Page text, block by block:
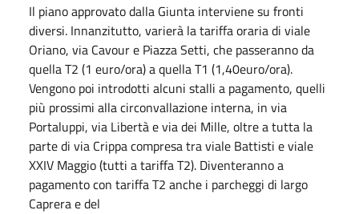
Il piano approvato dalla Giunta interviene su fronti
diversi. Innanzitutto, varierà la tariffa oraria di viale
Oriano, via Cavour e Piazza Setti, che passeranno da
quella T2 (1 euro/ora) a quella T1 (1,40euro/ora).
Vengono poi introdotti alcuni stalli a pagamento, quelli
più prossimi alla circonvallazione interna, in via
Portaluppi, via Libertà e via dei Mille, oltre a tutta la
parte di via Crippa compresa tra viale Battisti e viale
XXIV Maggio (tutti a tariffa T2). Diventeranno a
pagamento con tariffa T2 anche i parcheggi di largo
Caprera e del